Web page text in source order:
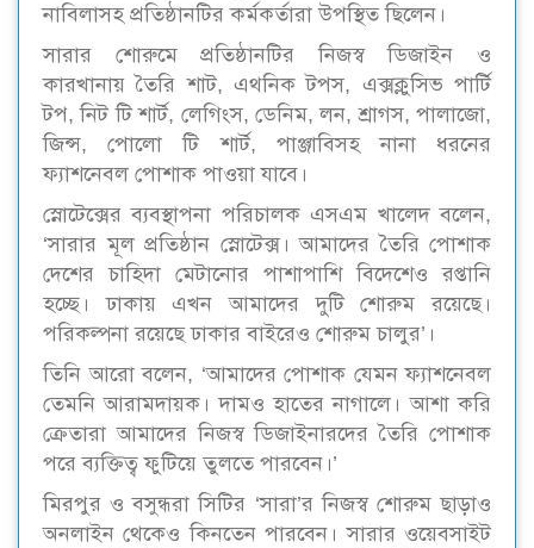
নাবিলাসহ প্রতিষ্ঠানটির কর্মকর্তারা উপস্থিত ছিলেন।
সারার শোরুমে প্রতিষ্ঠানটির নিজস্ব ডিজাইন ও
কারখানায় তৈরি শাট, এথনিক টপস, এক্সক্লুসিভ পার্টি
টপ, নিট টি শার্ট, লেগিংস, ডেনিম, লন, শ্রাগস, পালাজো,
জিন্স, পোলো টি শার্ট, পাঞ্জাবিসহ নানা ধরনের
ফ্যাশনেবল পোশাক পাওয়া যাবে।
স্নোটেক্সের ব্যবস্থাপনা পরিচালক এসএম খালেদ বলেন,
‘সারার মূল প্রতিষ্ঠান স্নোটেক্স। আমাদের তৈরি পোশাক
দেশের চাহিদা মেটানোর পাশাপাশি বিদেশেও রপ্তানি
হচ্ছে। ঢাকায় এখন আমাদের দুটি শোরুম রয়েছে।
পরিকল্পনা রয়েছে ঢাকার বাইরেও শোরুম চালুর’।
তিনি আরো বলেন, ‘আমাদের পোশাক যেমন ফ্যাশনেবল
তেমনি আরামদায়ক। দামও হাতের নাগালে। আশা করি
ক্রেতারা আমাদের নিজস্ব ডিজাইনারদের তৈরি পোশাক
পরে ব্যক্তিত্ব ফুটিয়ে তুলতে পারবেন।’
মিরপুর ও বসুন্ধরা সিটির ‘সারা’র নিজস্ব শোরুম ছাড়াও
অনলাইন থেকেও কিনতেন পারবেন। সারার ওয়েবসাইট